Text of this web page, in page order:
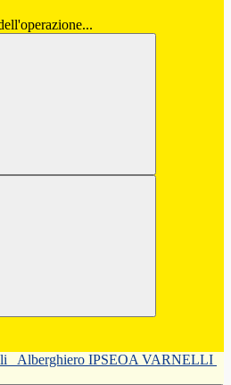
Alberghiero IPSEOA VARNELLI